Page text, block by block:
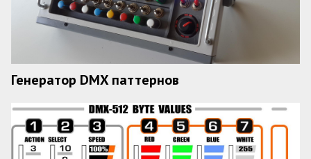
Генератор DMX паттернов